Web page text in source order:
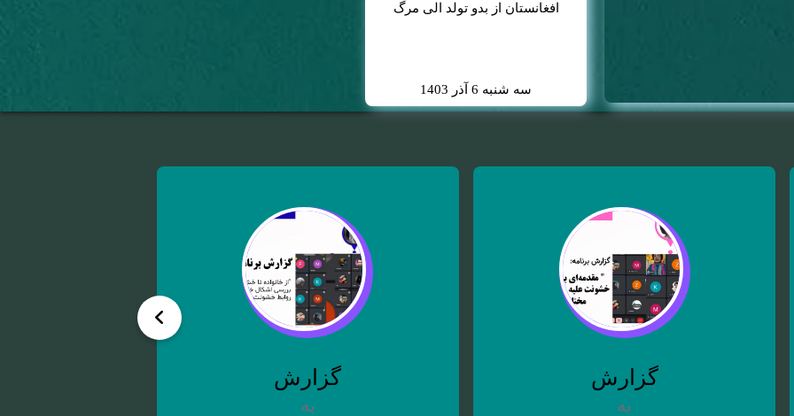
افغانستان از بدو تولد الی مرگ
سه شنبه 6 آذر 1403
گزارش
به
گزارش
به